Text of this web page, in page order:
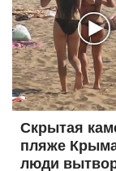
Скрытая
пляже
люди